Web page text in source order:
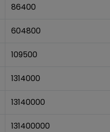
86400
604800
109500
1314000
13140000
131400000